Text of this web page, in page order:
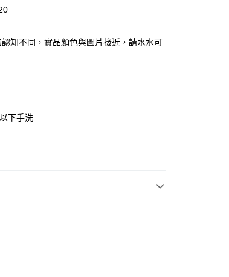
華泰商業銀行
含以上)免運費
知不同，實品顏色與圖片接近，請水水可
下手洗